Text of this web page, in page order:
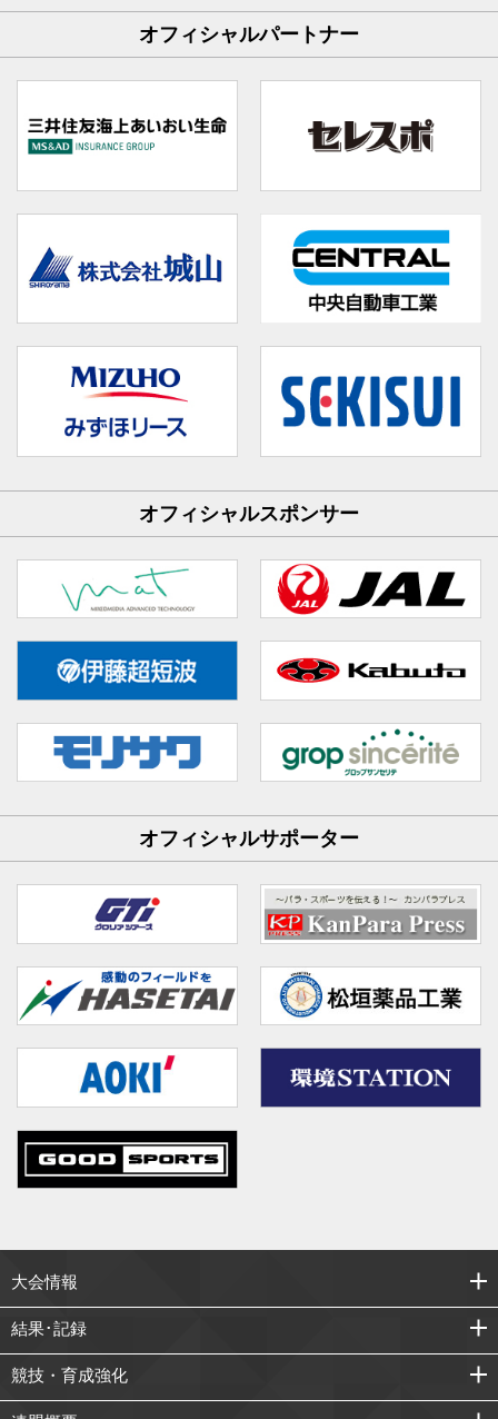
オフィシャルパートナー
オフィシャルスポンサー
オフィシャルサポーター
大会情報
結果･記録
競技・育成強化